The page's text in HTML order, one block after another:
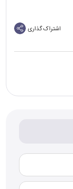
اشتراک گذاری